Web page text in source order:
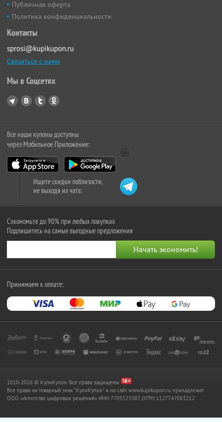
Публичная оферта
Политика конфиденциальности
Контакты
sprosi@kupikupon.ru
Связаться с нами
Мы в Соцсетях
Все наши купоны доступны
через Мобильное Приложение:
Ищите скидки поблизости,
не выходя из чата:
Сэкономьте до 90% при любых покупках
Подпишитесь на самые выгодные предложения
Принимаем к оплате:
2010-2026 © КупиКупон. Все права защищены.
Все права на товарный знак "КупиКупон" и на сайт www.kupikupon.ru принадлежат
OOO «Агентство цифровых решений» ИНН 7705523387, ОГРН 1127747063212